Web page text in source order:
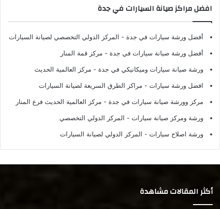
افضل مراكز صيانة السيارات في جدة
أفضل ورشة سيارات في جدة - المركز الدولي التخصصي لصيانة السيارات
أفضل ورشة صيانة سيارات في جدة - مركز قمة المنار
ورشة صيانة سيارات وميكانيكي في جدة - مركز العالمية الحديث
افضل ورشة سيارات - مراكز الطرق السريعة لصيانة السيارات
مركز وورشة صيانة سيارات في جدة - مركز العالمية الحديث فرع المنار
ورشة ومركز صيانة سيارات - المركز الدولي التخصصي
ورشة اصلاح سيارات - المركز الدولي لصيانة السيارات
أكثر المقالات مشاهدة